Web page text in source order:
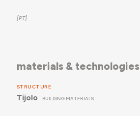
materials & technologies
STRUCTURE
Tijolo BUILDING MATERIALS